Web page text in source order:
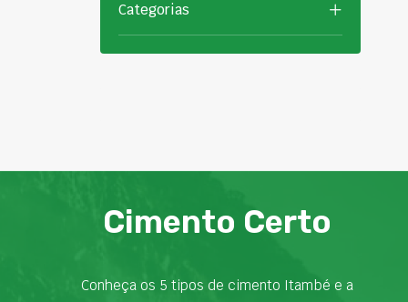
Categorias
Cimento Certo
Conheça os 5 tipos de cimento Itambé e a